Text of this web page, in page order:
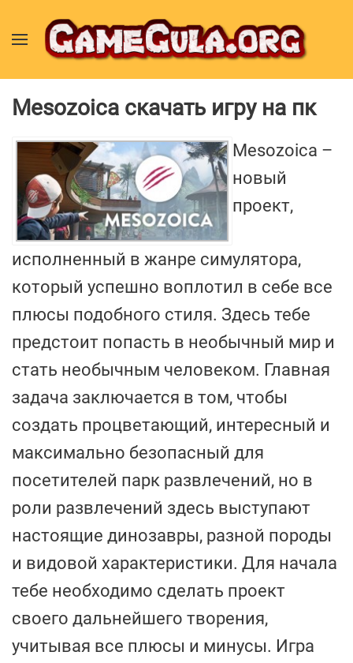
Mesozoica скачать игру на пк
Mesozoica –
новый
проект,
исполненный в жанре симулятора,
который успешно воплотил в себе все
плюсы подобного стиля. Здесь тебе
предстоит попасть в необычный мир и
стать необычным человеком. Главная
задача заключается в том, чтобы
создать процветающий, интересный и
максимально безопасный для
посетителей парк развлечений, но в
роли развлечений здесь выступают
настоящие динозавры, разной породы
и видовой характеристики. Для начала
тебе необходимо сделать проект
своего дальнейшего творения,
учитывая все плюсы и минусы. Игра